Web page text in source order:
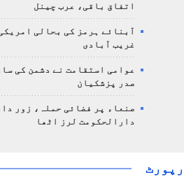
اتفاق باقی، عرب چینل
آبنائے ہرمز کی بحالی
غریب آبادی
عوامی استقامت نے دشمن کی
صدر پزشکیان
صنعاء پر فضائی حملہ، زور
دارالحکومت لرز اٹھا
رپورٹ